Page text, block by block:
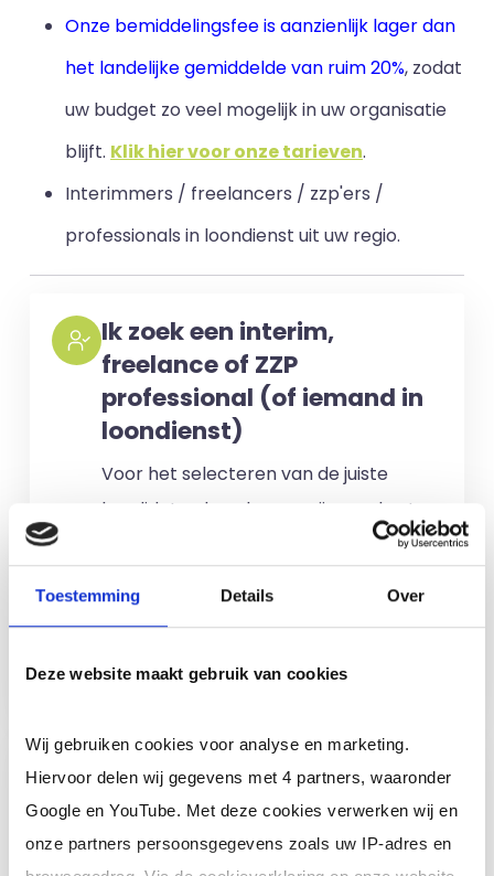
Toestemming Details Over
Deze website maakt gebruik van cookies
Wij gebruiken cookies voor analyse en marketing.
Hiervoor delen wij gegevens met 4 partners, waaronder
Google en YouTube. Met deze cookies verwerken wij en
onze partners persoonsgegevens zoals uw IP-adres en
Onze bemiddelingsfee is aanzienlijk lager dan
het landelijke gemiddelde van ruim 20%, zodat
uw budget zo veel mogelijk in uw organisatie
blijft. Klik hier voor onze tarieven.
Interimmers / freelancers / zzp'ers /
professionals in loondienst uit uw regio.
Ik zoek een interim,
freelance of ZZP
professional (of iemand in
loondienst)
Voor het selecteren van de juiste
kandidaten berekenen wij geen kosten.
Kosten worden
voor u aan de slag gaat.
Meer informatie
Ik ben een interim,
freelance of ZZP
professional (of ik wil in
loondienst)